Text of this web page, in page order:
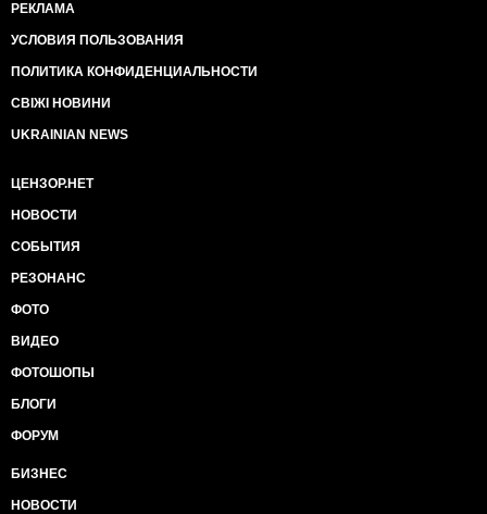
РЕКЛАМА
УСЛОВИЯ ПОЛЬЗОВАНИЯ
ПОЛИТИКА КОНФИДЕНЦИАЛЬНОСТИ
СВІЖІ НОВИНИ
UKRAINIAN NEWS
ЦЕНЗОР.НЕТ
НОВОСТИ
СОБЫТИЯ
РЕЗОНАНС
ФОТО
ВИДЕО
ФОТОШОПЫ
БЛОГИ
ФОРУМ
БИЗНЕС
НОВОСТИ